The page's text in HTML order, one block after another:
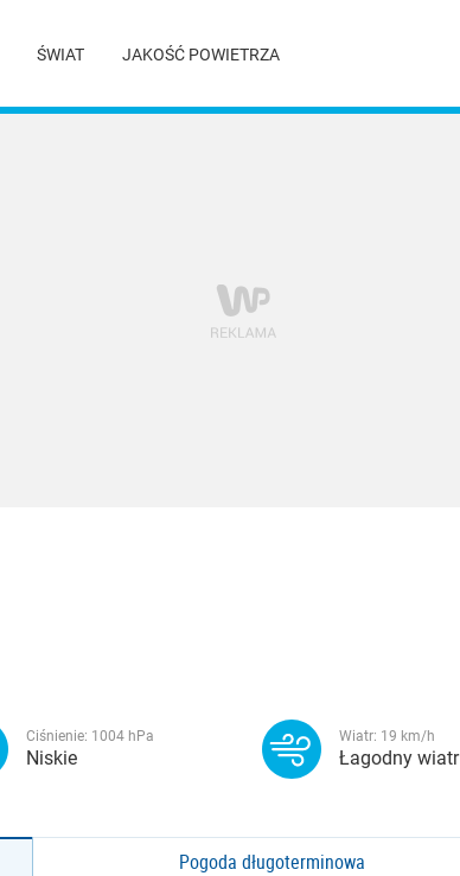
ŚWIAT JAKOŚĆ POWIETRZA
Ciśnienie: 1004 hPa
Niskie
Wiatr: 19 km/h
Łagodny wiatr
Pogoda długoterminowa